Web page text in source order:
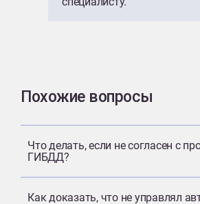
Похожие вопросы
Что делать, если не согласен с
ГИБДД?
Как доказать, что не управлял